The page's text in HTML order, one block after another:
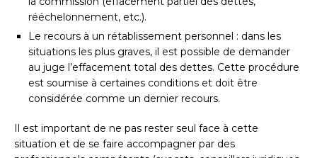
rééchelonnement, etc.).
Le recours à un rétablissement personnel : dans les
situations les plus graves, il est possible de demander
au juge l’effacement total des dettes. Cette procédure
est soumise à certaines conditions et doit être
considérée comme un dernier recours.
Il est important de ne pas rester seul face à cette
situation et de se faire accompagner par des